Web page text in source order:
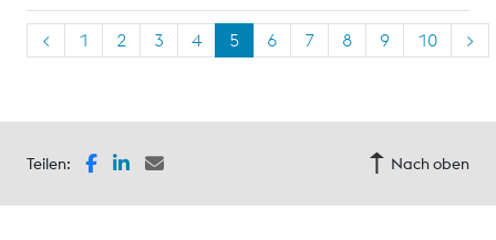
< 1 2 3 4 5 6 7 8 9 10 >
Teilen: Nach oben